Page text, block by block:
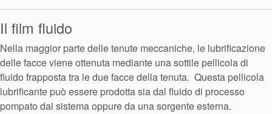
Il film fluido
Nella maggior parte delle tenute meccaniche, le lubrificazione
delle facce viene ottenuta mediante una sottile pellicola di
fluido frapposta tra le due facce della tenuta. Questa pellicola
lubrificante può essere prodotta sia dal fluido di processo
pompato dal sistema oppure da una sorgente esterna.